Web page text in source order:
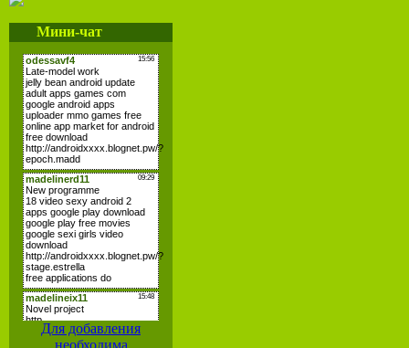
Мини-чат
Для добавления
необходима